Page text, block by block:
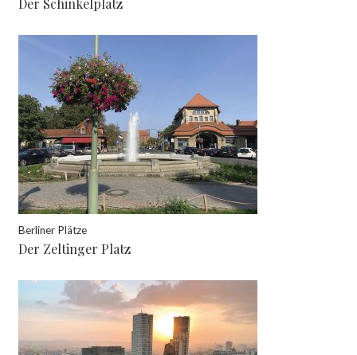
Der Schinkelplatz
Berliner Plätze
Der Zeltinger Platz